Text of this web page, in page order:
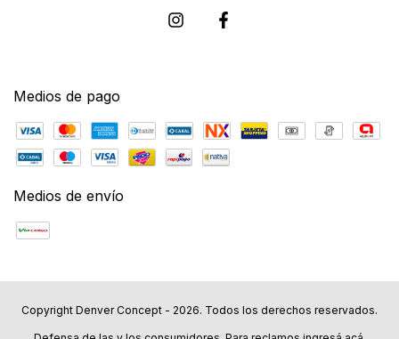
Medios de pago
Medios de envío
Copyright Denver Concept - 2026. Todos los derechos reservados.